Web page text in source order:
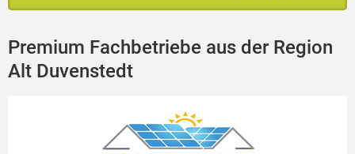
Premium Fachbetriebe aus der Region
Alt Duvenstedt